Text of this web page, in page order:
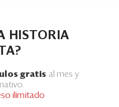
HISTORIA
gratis al mes y
ilimitado